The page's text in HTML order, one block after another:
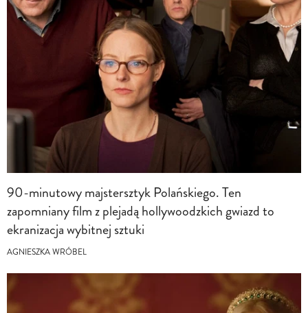
90-minutowy majstersztyk Polańskiego. Ten
zapomniany film z plejadą hollywoodzkich gwiazd to
ekranizacja wybitnej sztuki
AGNIESZKA WRÓBEL